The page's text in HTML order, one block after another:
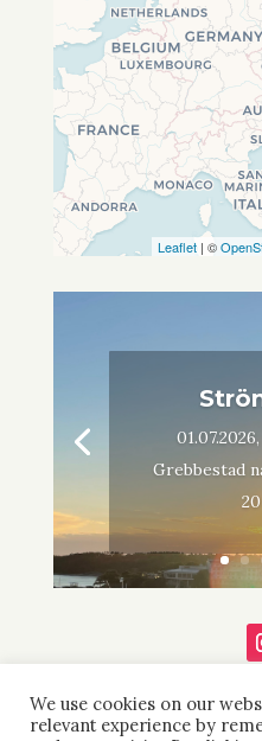
Leaflet | ©
Grebbestad
We use cookies on our
relevant experience by